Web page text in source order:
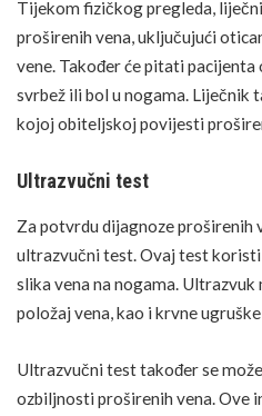
Tijekom fizičkog pregleda,
proširenih vena, uključujući
vene. Također će pitati
svrbež ili bol u nogama. Liječnik
kojoj obiteljskoj povijesti
Ultrazvučni test
Za potvrdu dijagnoze proširenih
ultrazvučni test. Ovaj test
slika vena na nogama.
položaj vena, kao i krvne
Ultrazvučni test također se
ozbiljnosti proširenih vena. Ove